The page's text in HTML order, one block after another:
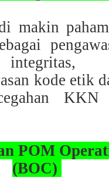
makin
kode etik
POM
(BOC)